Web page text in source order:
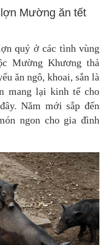
Mường ăn tết
quý ở các tình vùng
Mường Khương thả
ăn ngô, khoai, sắn là
mang lại kinh tế cho
Năm mới sắp đến
ngon cho gia đình